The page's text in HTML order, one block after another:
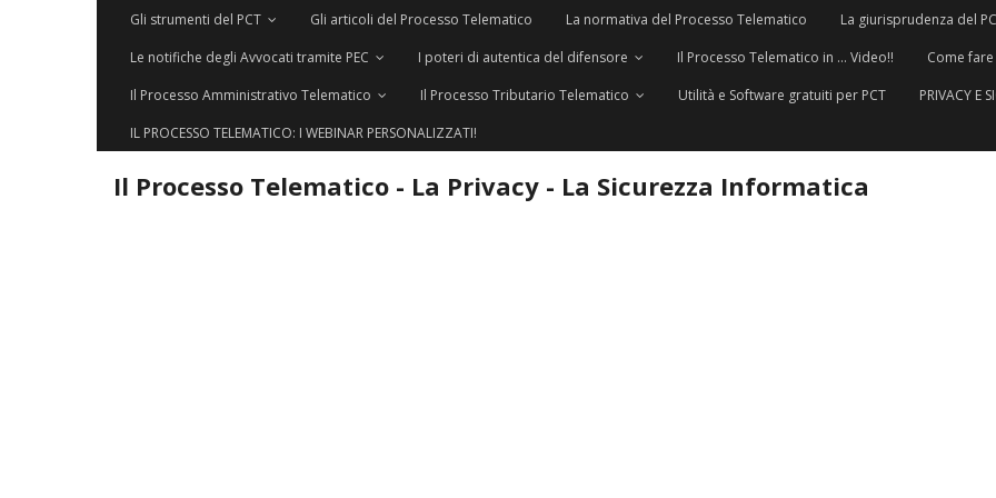
Gli strumenti del PCT Gli articoli del Processo Telematico La normativa del Processo Telematico
La giurisprudenza del
Le notifiche degli Avvocati tramite PEC
I poteri di autentica del difensore Il Processo Telematico in … Video!!
Come
Il Processo Amministrativo Telematico
Il Processo Tributario Telematico Utilità e Software gratuiti per PCT
PRIVACY E
IL PROCESSO TELEMATICO: I WEBINAR PERSONALIZZATI!
Il Processo Telematico - La Privacy - La Sicurezza Informatica